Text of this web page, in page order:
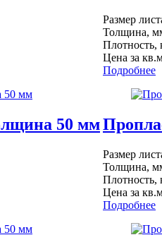
Размер
Толщина,
Плотность,
Цена за
Подробнее
50 мм
Размер
Толщина,
Плотность,
Цена за
Подробнее